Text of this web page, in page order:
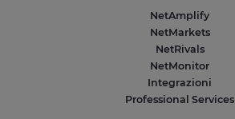
NetAmplify
NetMarkets
NetRivals
NetMonitor
Integrazioni
Professional Services